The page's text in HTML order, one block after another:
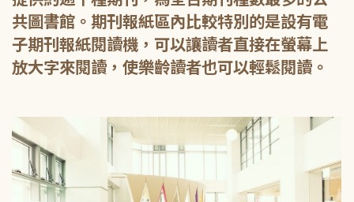
共圖書館。期刊報紙區內比較特別的是設有電
子期刊報紙閱讀機，可以讓讀者直接在螢幕上
放大字來閱讀，使樂齡讀者也可以輕鬆閱讀。